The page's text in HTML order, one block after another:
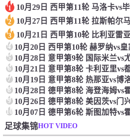
1 10月29日 西甲第11轮 马洛卡vs
2
3
4 10月20日 西甲第10轮 赫罗纳vs
5 10月28日 意甲第9轮 国际米兰vs
6 10月21日 意甲第8轮 卡利亚里vs
7 10月19日 意甲第8轮 热那亚vs博
8 10月28日 德甲第8轮 海登海姆vs
9 10月26日 德甲第8轮 美因茨vs门
10 10月07日 德甲第6轮 斯图加特vs
足球集锦HOT VIDEO